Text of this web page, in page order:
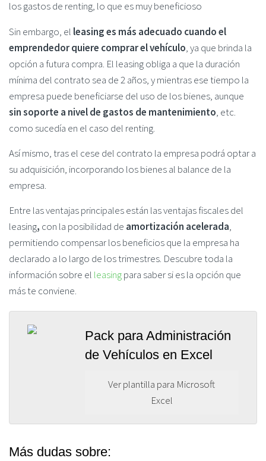
los gastos de renting, lo que es muy beneficioso
Sin embargo, el leasing es más adecuado cuando el
emprendedor quiere comprar el vehículo, ya que brinda la
opción a futura compra. El leasing obliga a que la duración
mínima del contrato sea de 2 años, y mientras ese tiempo la
empresa puede beneficiarse del uso de los bienes, aunque
sin soporte a nivel de gastos de mantenimiento, etc.
como sucedía en el caso del renting.
Así mismo, tras el cese del contrato la empresa podrá optar a
su adquisición, incorporando los bienes al balance de la
empresa.
Entre las ventajas principales están las ventajas fiscales del
leasing, con la posibilidad de amortización acelerada,
permitiendo compensar los beneficios que la empresa ha
declarado a lo largo de los trimestres. Descubre toda la
información sobre el leasingpara saber si es la opción que
más te conviene.
Pack para Administración
de Vehículos en Excel
Ver plantilla para Microsoft
Excel
Más dudas sobre: